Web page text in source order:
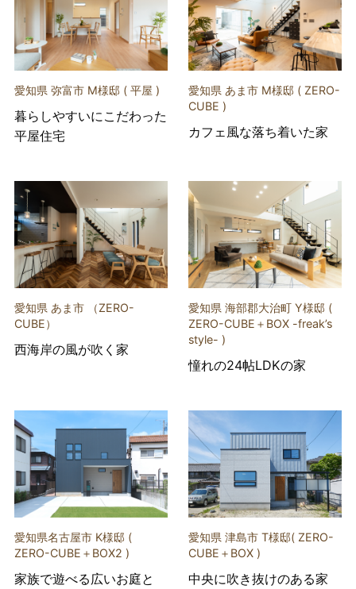
愛知県 弥富市 M様邸 ( 平屋 )
暮らしやすいにこだわった
平屋住宅
愛知県 あま市 M様邸 ( ZERO-
CUBE )
カフェ風な落ち着いた家
愛知県 あま市 （ZERO-
CUBE）
西海岸の風が吹く家
愛知県 海部郡大治町 Y様邸 (
ZERO-CUBE＋BOX -freak’s
style- )
憧れの24帖LDKの家
愛知県名古屋市 K様邸 (
ZERO-CUBE＋BOX2 )
家族で遊べる広いお庭と
愛知県 津島市 T様邸( ZERO-
CUBE＋BOX )
中央に吹き抜けのある家